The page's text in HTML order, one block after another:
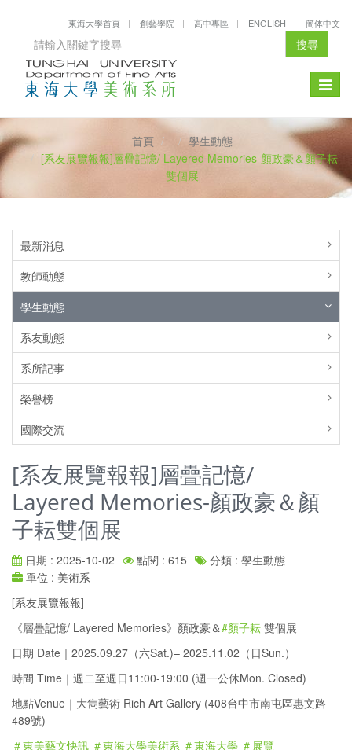
東海大學首頁 創藝學院 高中專區 ENGLISH 簡体中文
搜尋
Toggle
首頁
學生動態
[系友展覽報報]層疊記憶/ Layered Memories-顏政豪＆顏子耘
雙個展
最新消息
教師動態
學生動態
系友動態
系所記事
榮譽榜
國際交流
[系友展覽報報]層疊記憶/
Layered Memories-顏政豪＆顏
子耘雙個展
日期 : 2025-10-02 點閱 : 615
分類 : 學生動態
單位 : 美術系
[系友展覽報報]
《層疊記憶/ Layered Memories》顏政豪＆#顏子耘 雙個展
日期 Date｜2025.09.27（六Sat.)– 2025.11.02（日Sun.）
時間 Time｜週二至週日11:00-19:00 (週一公休Mon. Closed)
地點Venue｜大雋藝術 Rich Art Gallery (408台中市南屯區惠文路
489號)
＃東美藝文快訊 ＃東海大學美術系 ＃東海大學 ＃展覽